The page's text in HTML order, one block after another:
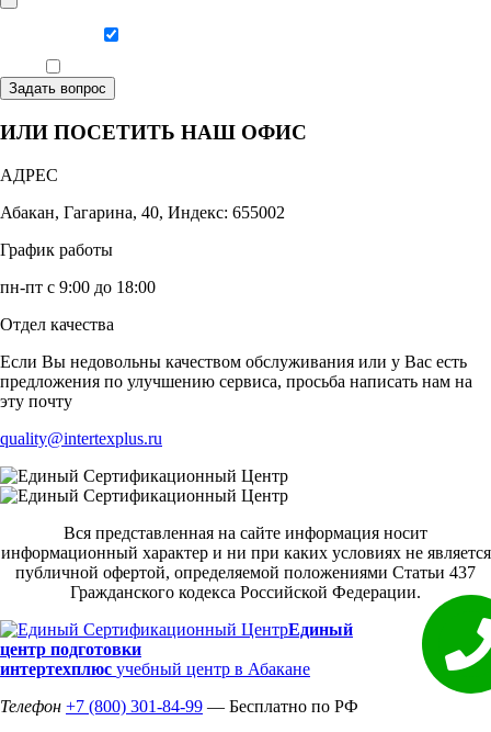
Задать вопрос
ИЛИ ПОСЕТИТЬ НАШ ОФИС
АДРЕС
Абакан, Гагарина, 40, Индекс: 655002
График работы
пн-пт с 9:00 до 18:00
Отдел качества
Если Вы недовольны качеством обслуживания или у Вас есть
предложения по улучшению сервиса, просьба написать нам на
эту почту
quality@intertexplus.ru
Вся представленная на сайте информация носит
информационный характер и ни при каких условиях не является
публичной офертой, определяемой положениями Статьи 437
Гражданского кодекса Российской Федерации.
Единый
центр подготовки
интертехплюс учебный центр в Абакане
Телефон +7 (800) 301-84-99 — Бесплатно по РФ